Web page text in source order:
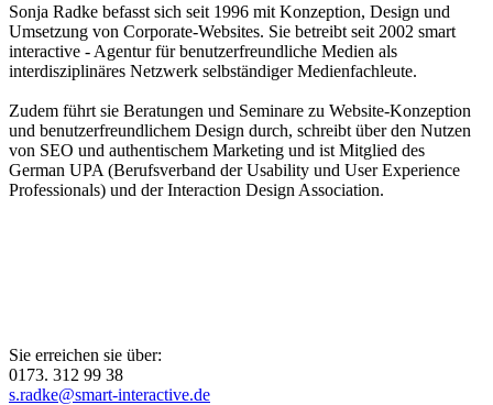
Sonja Radke befasst sich seit 1996 mit Konzeption, Design und
Umsetzung von Corporate-Websites. Sie betreibt seit 2002 smart
interactive - Agentur für benutzerfreundliche Medien als
interdisziplinäres Netzwerk selbständiger Medienfachleute.
Zudem führt sie Beratungen und Seminare zu Website-Konzeption
und benutzerfreundlichem Design durch, schreibt über den Nutzen
von SEO und authentischem Marketing und ist Mitglied des
German UPA (Berufsverband der Usability und User Experience
Professionals) und der Interaction Design Association.
Sie erreichen sie über:
0173. 312 99 38
s.radke@smart-interactive.de